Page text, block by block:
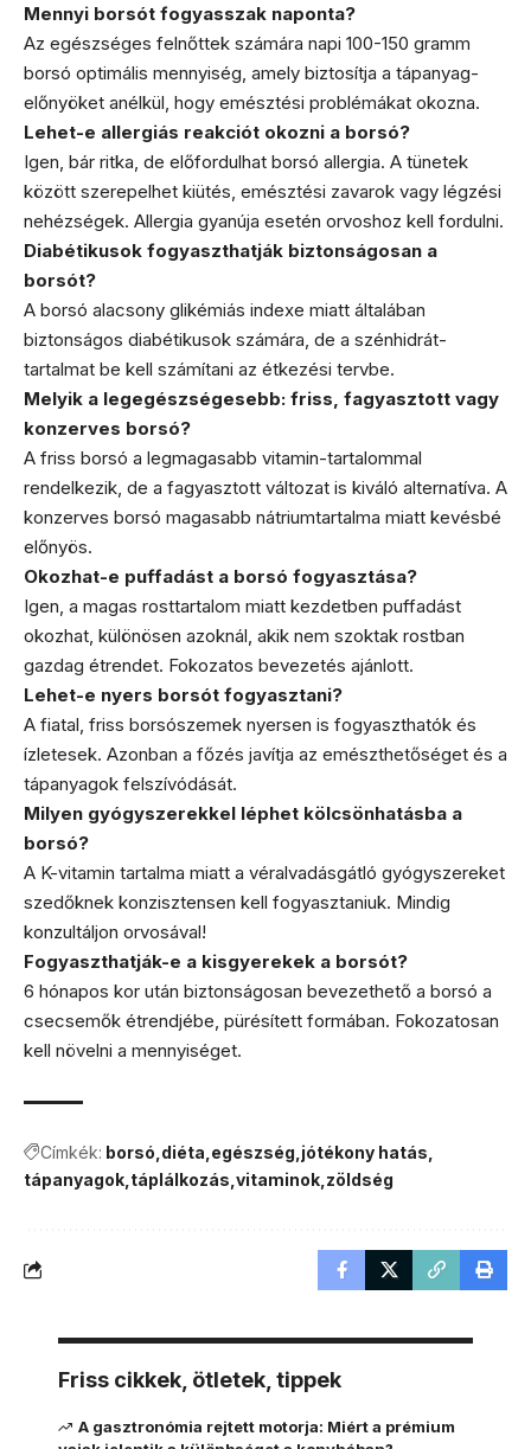
Mennyi borsót fogyasszak naponta?
Az egészséges felnőttek számára napi 100-150 gramm
borsó optimális mennyiség, amely biztosítja a tápanyag-
előnyöket anélkül, hogy emésztési problémákat okozna.
Lehet-e allergiás reakciót okozni a borsó?
Igen, bár ritka, de előfordulhat borsó allergia. A tünetek
között szerepelhet kiütés, emésztési zavarok vagy légzési
nehézségek. Allergia gyanúja esetén orvoshoz kell fordulni.
Diabétikusok fogyaszthatják biztonságosan a
borsót?
A borsó alacsony glikémiás indexe miatt általában
biztonságos diabétikusok számára, de a szénhidrát-
tartalmat be kell számítani az étkezési tervbe.
Melyik a legegészségesebb: friss, fagyasztott vagy
konzerves borsó?
A friss borsó a legmagasabb vitamin-tartalommal
rendelkezik, de a fagyasztott változat is kiváló alternatíva. A
konzerves borsó magasabb nátriumtartalma miatt kevésbé
előnyös.
Okozhat-e puffadást a borsó fogyasztása?
Igen, a magas rosttartalom miatt kezdetben puffadást
okozhat, különösen azoknál, akik nem szoktak rostban
gazdag étrendet. Fokozatos bevezetés ajánlott.
Lehet-e nyers borsót fogyasztani?
A fiatal, friss borsószemek nyersen is fogyaszthatók és
ízletesek. Azonban a főzés javítja az emészthetőséget és a
tápanyagok felszívódását.
Milyen gyógyszerekkel léphet kölcsönhatásba a
borsó?
A K-vitamin tartalma miatt a véralvadásgátló gyógyszereket
szedőknek konzisztensen kell fogyasztaniuk. Mindig
konzultáljon orvosával!
Fogyaszthatják-e a kisgyerekek a borsót?
6 hónapos kor után biztonságosan bevezethető a borsó a
csecsemők étrendjébe, pürésített formában. Fokozatosan
kell növelni a mennyiséget.
Címkék: borsó diéta egészség jótékony hatás
tápanyagok táplálkozás vitaminok zöldség
Friss cikkek, ötletek, tippek
A gasztronómia rejtett motorja: Miért a prémium